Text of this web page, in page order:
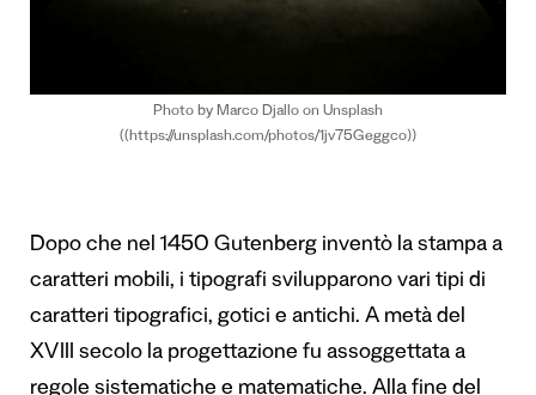
Photo by Marco Djallo on Unsplash
((https://unsplash.com/photos/1jv75Geggco))
Dopo che nel 1450 Gutenberg inventò la stampa a
caratteri mobili, i tipografi svilupparono vari tipi di
caratteri tipografici, gotici e antichi. A metà del
XVIII secolo la progettazione fu assoggettata a
regole sistematiche e matematiche. Alla fine del